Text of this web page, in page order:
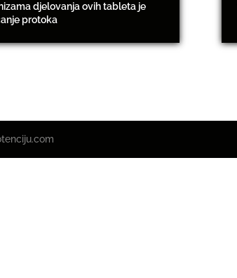
djelovanja ovih tableta je
protoka